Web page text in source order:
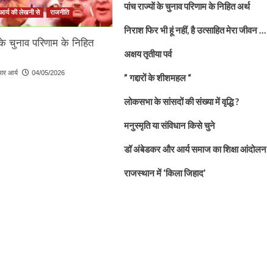
की लेखनी से राजनीति
चुनाव परिणाम के निहित
आर्य 04/05/2026
पांच राज्यों के चुनाव परिणाम के निहित अर्थ
निराश फिर भी हूं नहीं, है उत्साहित मेरा जीवन …
अक्षय तृतीया पर्व
” गद्दारों के शीशमहल “
लोकसभा के सांसदों की संख्या में वृद्धि ?
मनुस्मृति या संविधान किसे चुने
डॉ अंबेडकर और आर्य समाज का शिक्षा आंदोलन
राजस्थान में ‘किला जिहाद’